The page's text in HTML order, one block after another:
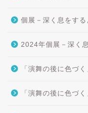
個展－深く息をす
2024年個展－深く
「演舞の後に色づく
「演舞の後に色づ